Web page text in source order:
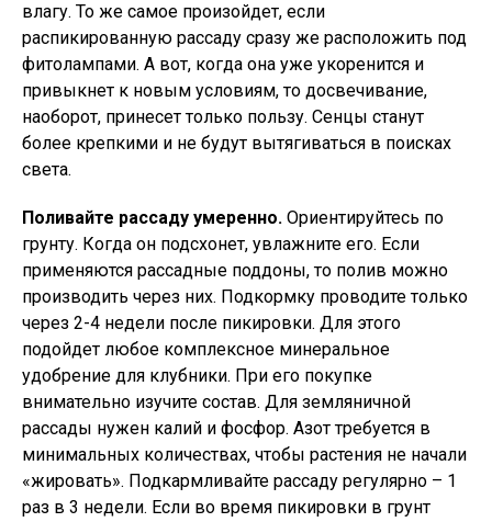
влагу. То же самое произойдет, если
распикированную рассаду сразу же расположить под
фитолампами. А вот, когда она уже укоренится и
привыкнет к новым условиям, то досвечивание,
наоборот, принесет только пользу. Сенцы станут
более крепкими и не будут вытягиваться в поисках
света.
Поливайте рассаду умеренно. Ориентируйтесь по
грунту. Когда он подсхонет, увлажните его. Если
применяются рассадные поддоны, то полив можно
производить через них. Подкормку проводите только
через 2-4 недели после пикировки. Для этого
подойдет любое комплексное минеральное
удобрение для клубники. При его покупке
внимательно изучите состав. Для земляничной
рассады нужен калий и фосфор. Азот требуется в
минимальных количествах, чтобы растения не начали
«жировать». Подкармливайте рассаду регулярно – 1
раз в 3 недели. Если во время пикировки в грунт